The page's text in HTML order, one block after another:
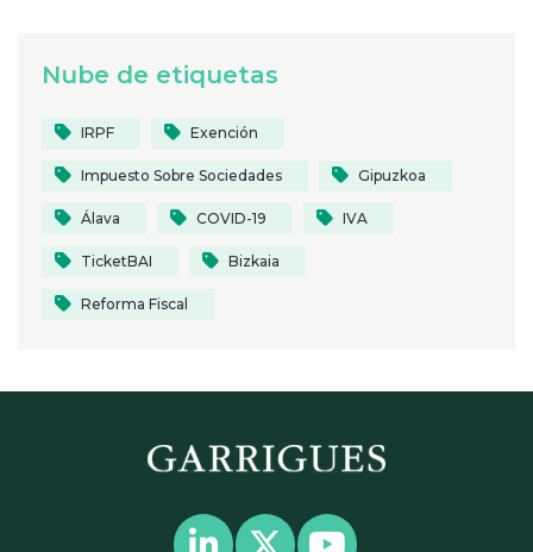
Nube de etiquetas
IRPF Exención
Impuesto Sobre Sociedades Gipuzkoa
Álava COVID-19 IVA
TicketBAI Bizkaia
Reforma Fiscal